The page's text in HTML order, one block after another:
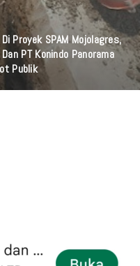
Proyek SPAM Mojolagres,
PT Konindo Panorama
Publik